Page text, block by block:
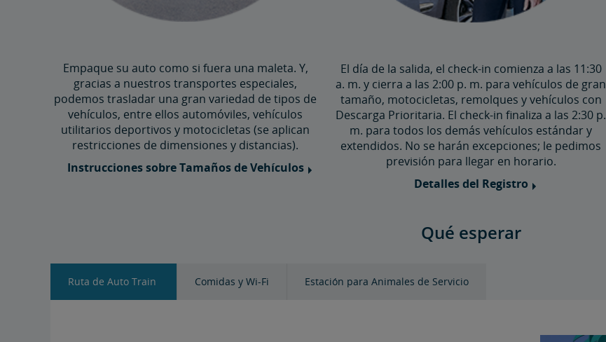
Empaque su auto como si fuera una maleta. ​​​​​​​Y,
gracias a nuestros transportes especiales,
podemos trasladar una gran variedad de tipos de
vehículos, entre ellos automóviles, vehículos
utilitarios deportivos y motocicletas (se aplican
restricciones de dimensiones y distancias).
Instrucciones sobre Tamaños de Vehículos
El día de la salida, el check-in comienza a las 11:30
a. m. y cierra a las 2:00 p. m. para vehículos de gran
tamaño, motocicletas, remolques y vehículos con
Descarga Prioritaria. El check-in finaliza a las 2:30 p.
m. para todos los demás vehículos estándar y
extendidos. No se harán excepciones; le pedimos
previsión para llegar en horario.
Detalles del Registro
Qué esperar
Ruta de Auto Train Comidas y Wi-Fi Estación para Animales de Servicio